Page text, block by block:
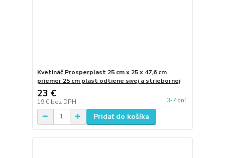
Kvetináč Prosperplast 25 cm x 25 x 47,6 cm
priemer 25 cm plast odtiene sivej a striebornej
23 €
19 € bez DPH 3-7 dní
Pridať do košíka